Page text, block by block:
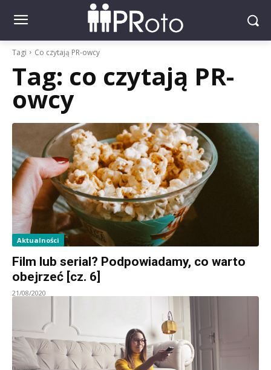
Tagi Co czytają PR-owcy
Tag: co czytają PR-
owcy
Aktualności
Film lub serial? Podpowiadamy, co warto
obejrzeć [cz. 6]
21/08/2020